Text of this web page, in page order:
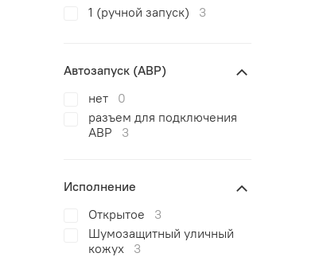
1 (ручной запуск)
3
Автозапуск (АВР)
нет
0
разъем для подключения
АВР
3
Исполнение
Открытое
3
Шумозащитный уличный
кожух
3